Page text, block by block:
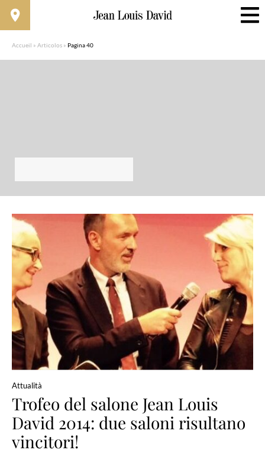
Accueil » Articolos » Pagina 40
Attualità
Trofeo del salone Jean Louis
David 2014: due saloni risultano
vincitori!